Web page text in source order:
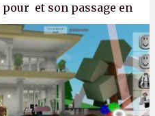
pour et son passage en
bientôt plus
Encore une
P.